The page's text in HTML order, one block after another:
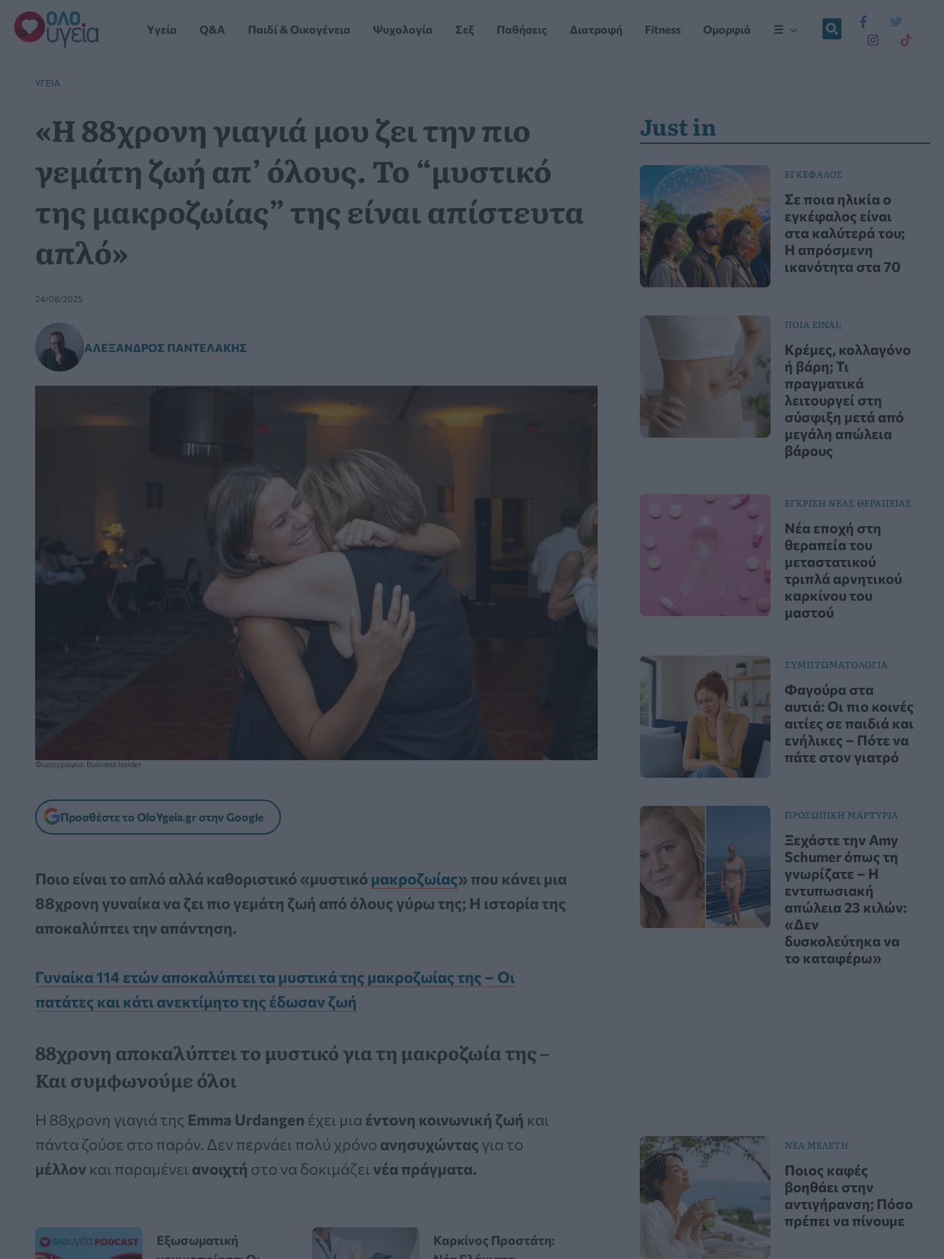
Μετάβαση
στο
περιεχόμενο
Yγεία Q&A Παιδί & Οικογένεια Ψυχολογία Σεξ Παθήσεις Διατροφή Fitness Ομορφιά ☰
YΓΕΊΑ
«Η 88χρονη γιαγιά μου ζει την πιο
γεμάτη ζωή απ’ όλους. Το “μυστικό
της μακροζωίας” της είναι απίστευτα
απλό»
24/08/2025
ΑΛΈΞΑΝΔΡΟΣ ΠΑΝΤΕΛΆΚΗΣ
Φωτογραφία: Business Insider
Προσθέστε το OloYgeia.gr στην Google
Ποιο είναι το απλό αλλά καθοριστικό «μυστικό μακροζωίας» που κάνει μια
88χρονη γυναίκα να ζει πιο γεμάτη ζωή από όλους γύρω της; Η ιστορία της
αποκαλύπτει την απάντηση.
Γυναίκα 114 ετών αποκαλύπτει τα μυστικά της μακροζωίας της – Οι
πατάτες και κάτι ανεκτίμητο της έδωσαν ζωή
88χρονη αποκαλύπτει το μυστικό για τη μακροζωία της –
Και συμφωνούμε όλοι
Η 88χρονη γιαγιά της Emma Urdangen έχει μια έντονη κοινωνική ζωή και
πάντα ζούσε στο παρόν. Δεν περνάει πολύ χρόνο ανησυχώντας για το
μέλλον και παραμένει ανοιχτή στο να δοκιμάζει νέα πράγματα.
Εξωσωματική
Καρκίνος Προστάτη:
Just in
ΕΓΚΕΦΑΛΟΣ
Σε ποια ηλικία ο
εγκέφαλος είναι
στα καλύτερά του;
Η απρόσμενη
ικανότητα στα 70
ΠΟΙΑ ΕΙΝΑΙ;
Κρέμες, κολλαγόνο
ή βάρη; Τι
πραγματικά
λειτουργεί στη
σύσφιξη μετά από
μεγάλη απώλεια
βάρους
ΕΓΚΡΙΣΗ ΝΕΑΣ ΘΕΡΑΠΕΙΑΣ
Νέα εποχή στη
θεραπεία του
μεταστατικού
τριπλά αρνητικού
καρκίνου του
μαστού
ΣΥΜΠΤΩΜΑΤΟΛΟΓΙΑ
Φαγούρα στα
αυτιά: Οι πιο κοινές
αιτίες σε παιδιά και
ενήλικες – Πότε να
πάτε στον γιατρό
ΠΡΟΣΩΠΙΚΗ ΜΑΡΤΥΡΙΑ
Ξεχάστε την Amy
Schumer όπως τη
γνωρίζατε – Η
εντυπωσιακή
απώλεια 23 κιλών:
«Δεν
δυσκολεύτηκα να
το καταφέρω»
ΝΕΑ ΜΕΛΕΤΗ
Ποιος καφές
βοηθάει στην
αντιγήρανση; Πόσο
πρέπει να πίνουμε